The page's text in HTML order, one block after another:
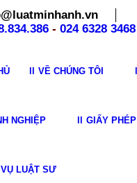
- 024 6328 3468
VỀ CHÚNG TÔI
NGHIỆP GIẤY PHÉP
VỤ LUẬT SƯ